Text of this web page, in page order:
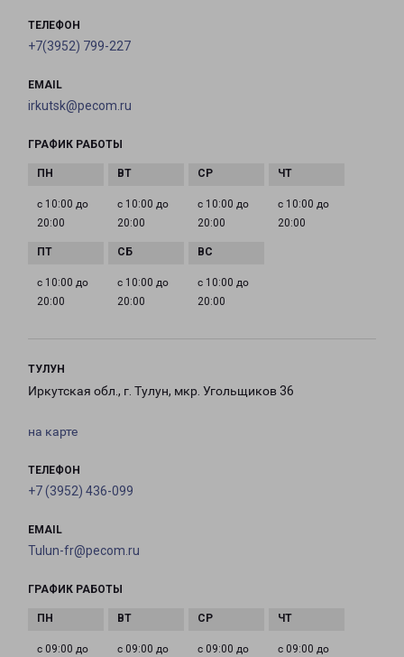
ТЕЛЕФОН
+7(3952) 799-227
EMAIL
irkutsk@pecom.ru
ГРАФИК РАБОТЫ
с 10:00 до
20:00
с 10:00 до
20:00
с 10:00 до
20:00
с 10:00 до
20:00
с 10:00 до
20:00
с 10:00 до
20:00
с 10:00 до
20:00
ТУЛУН
Иркутская обл., г. Тулун, мкр. Угольщиков 36
на карте
ТЕЛЕФОН
+7 (3952) 436-099
EMAIL
Tulun-fr@pecom.ru
ГРАФИК РАБОТЫ
с 09:00 до
с 09:00 до
с 09:00 до
с 09:00 до